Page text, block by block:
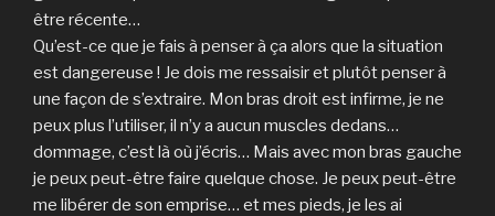
être récente…
Qu’est-ce que je fais à penser à ça alors que la situation
est dangereuse ! Je dois me ressaisir et plutôt penser à
une façon de s’extraire. Mon bras droit est infirme, je ne
peux plus l’utiliser, il n’y a aucun muscles dedans…
dommage, c’est là où j’écris… Mais avec mon bras gauche
je peux peut-être faire quelque chose. Je peux peut-être
me libérer de son emprise… et mes pieds, je les ai